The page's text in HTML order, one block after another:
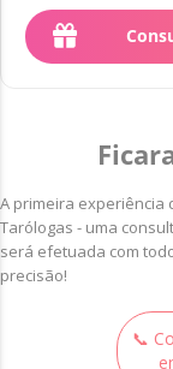
A primeira experiência
Tarólogas - uma
será efetuada com
precisão!
📞